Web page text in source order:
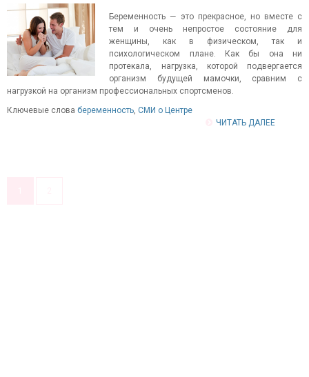
Беременность — это прекрасное, но вместе с
тем и очень непростое состояние для
женщины, как в физическом, так и
психологическом плане. Как бы она ни
протекала, нагрузка, которой подвергается
организм будущей мамочки, сравним с
нагрузкой на организм профессиональных спортсменов.
Ключевые слова беременность, СМИ о Центре
ЧИТАТЬ ДАЛЕЕ